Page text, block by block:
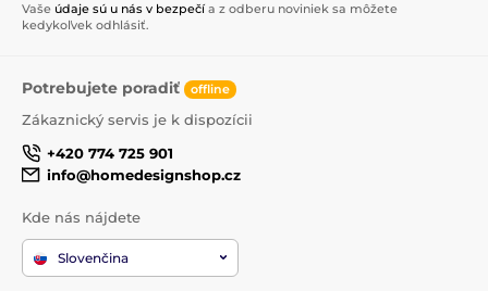
Vaše údaje sú u nás v bezpečí a z odberu noviniek sa môžete
kedykoľvek odhlásiť.
Potrebujete poradiť offline
Zákaznický servis je k dispozícii
+420 774 725 901
info@homedesignshop.cz
Kde nás nájdete
Slovenčina